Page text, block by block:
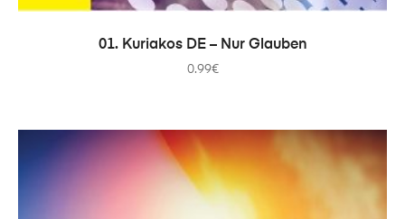
ADICIONAR
01. Kuriakos DE – Nur Glauben
0.99€